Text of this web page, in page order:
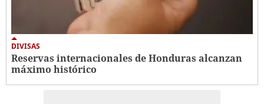
DIVISAS
Reservas internacionales de Honduras alcanzan
máximo histórico